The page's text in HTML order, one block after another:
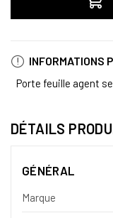
INFORMATIONS
Porte feuille agent
DÉTAILS
GÉNÉRAL
Marque